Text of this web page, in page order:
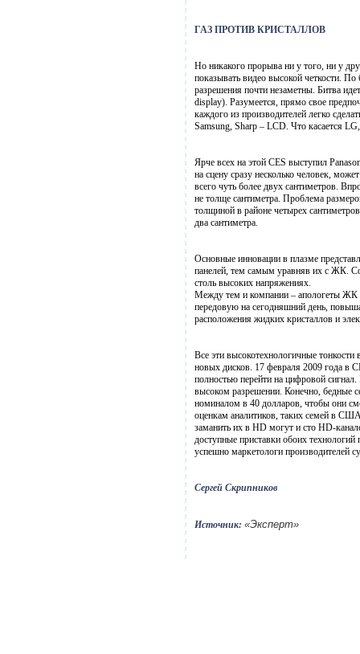
ГАЗ ПРОТИВ КРИСТАЛЛОВ
Но никакого прорыва ни у того, ни у
показывать видео высокой четкости.
разрешения почти незаметны. Битва
display). Разумеется, прямо свое
каждого из производителей легко
Samsung, Sharp – LCD. Что касается
Ярче всех на этой CES выступил
на сцену сразу несколько человек,
всего чуть более двух сантиметров.
не толще сантиметра. Проблема
толщиной в районе четырех
два сантиметра.
Основные инновации в плазме
панелей, тем самым уравняв их с ЖК.
столь высоких напряжениях.
Между тем и компании – апологеты ЖК
передовую на сегодняшний день,
расположения жидких кристаллов и
Все эти высокотехнологичные
новых дисков. 17 февраля 2009 года в
полностью перейти на цифровой
высоком разрешении. Конечно, бедные
номиналом в 40 долларов, чтобы они
оценкам аналитиков, таких семей в
заманить их в HD могут и сто HD-
доступные приставки обоих
успешно маркетологи производителей
Сергей Скрипников
Источник: «Эксперт»